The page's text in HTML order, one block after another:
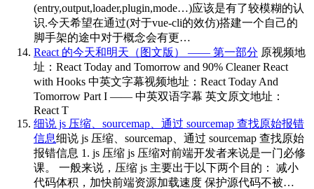
(entry,output,loader,plugin,mode…)应该是有了较模糊的认
识.今天希望在通过(对于vue-cli的效仿)搭建一个自己的
脚手架的途中对于概念会有更…
React 的今天和明天（图文版） —— 第一部分 原视频地
址：React Today and Tomorrow and 90% Cleaner React
with Hooks 中英文字幕视频地址：React Today And
Tomorrow Part I —— 中英双语字幕 英文原文地址：
React T
细说 js 压缩、sourcemap、通过 sourcemap 查找原始报错
信息细说 js 压缩、sourcemap、通过 sourcemap 查找原始
报错信息 1. js 压缩 js 压缩对前端开发者来说是一门必修
课。 一般来说，压缩 js 主要出于以下两个目的： 减小
代码体积，加快前端资源加载速度 保护源代码不被…